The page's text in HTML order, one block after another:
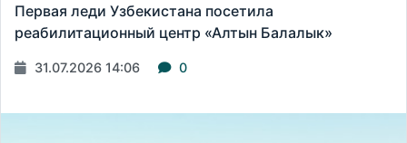
Первая леди Узбекистана посетила
реабилитационный центр «Алтын Балалык»
31.07.2026 14:06 0